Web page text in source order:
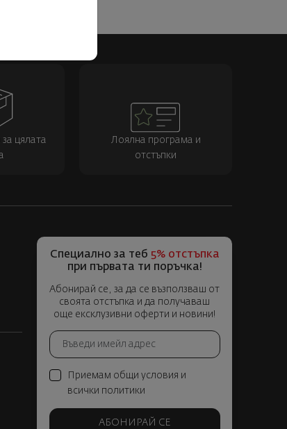
за цялата
Лоялна програма и
отстъпки
Специално за теб 5% отстъпка
при първата ти поръчка!
Абонирай се, за да се възползваш от
своята отстъпка и да получаваш
още ексклузивни оферти и новини!
Приемам общи условия и
всички политики
АБОНИРАЙ СЕ